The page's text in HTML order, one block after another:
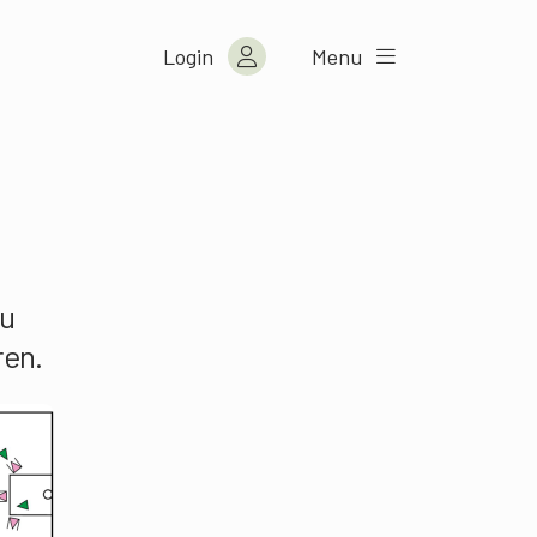
Login Menu